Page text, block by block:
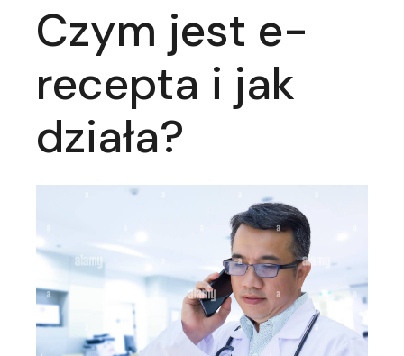
Czym jest e-
recepta i jak
działa?